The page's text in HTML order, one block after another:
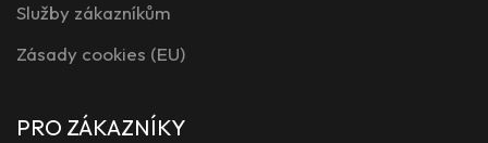
Služby zákazníkům
Zásady cookies (EU)
PRO ZÁKAZNÍKY